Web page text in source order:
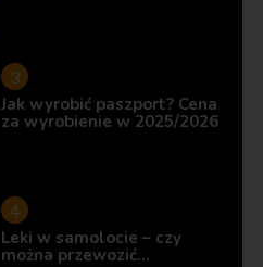
Jak wyrobić paszport? Cena
za wyrobienie w 2025/2026
Leki w samolocie – czy
można przewozić…